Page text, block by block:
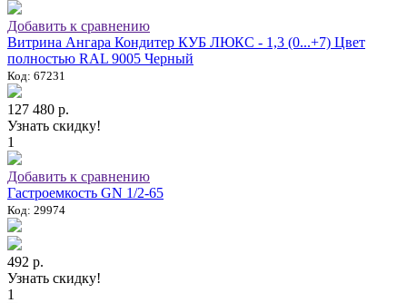
Добавить к сравнению
Витрина Ангара Кондитер КУБ ЛЮКС - 1,3 (0...+7) Цвет
полностью RAL 9005 Черный
Код: 67231
127 480 р.
Узнать скидку!
1
Добавить к сравнению
Гастроемкость GN 1/2-65
Код: 29974
492 р.
Узнать скидку!
1